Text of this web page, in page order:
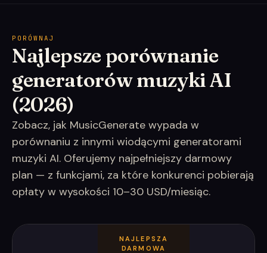
PORÓWNAJ
Najlepsze porównanie
generatorów muzyki AI
(2026)
Zobacz, jak MusicGenerate wypada w
porównaniu z innymi wiodącymi generatorami
muzyki AI. Oferujemy najpełniejszy darmowy
plan — z funkcjami, za które konkurenci pobierają
opłaty w wysokości 10–30 USD/miesiąc.
NAJLEPSZA
DARMOWA